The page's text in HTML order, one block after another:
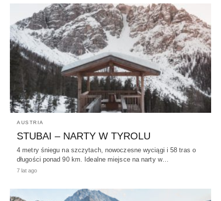
AUSTRIA
STUBAI – NARTY W TYROLU
4 metry śniegu na szczytach, nowoczesne wyciągi i 58 tras o
długości ponad 90 km. Idealne miejsce na narty w…
7 lat ago